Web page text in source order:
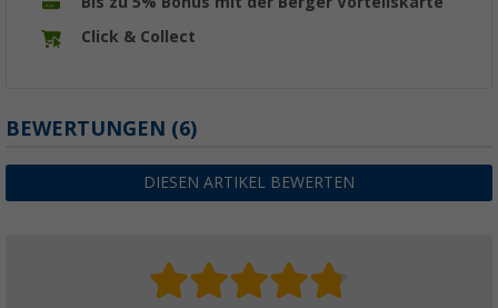
Click & Collect
BEWERTUNGEN (6)
DIESEN ARTIKEL BEWERTEN